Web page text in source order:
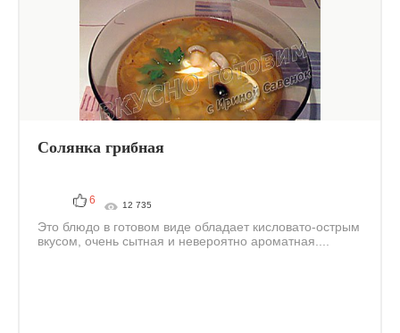
Солянка грибная
6 12 735
Это блюдо в готовом виде обладает кисловато-острым
вкусом, очень сытная и невероятно ароматная....